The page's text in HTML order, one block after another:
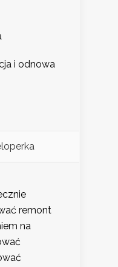
i odnowa
remont
na